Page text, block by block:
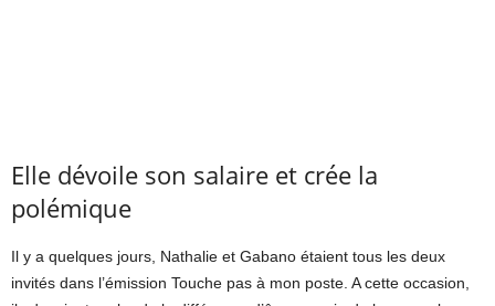
Elle dévoile son salaire et crée la
polémique
Il y a quelques jours, Nathalie et Gabano étaient tous les deux
invités dans l’émission Touche pas à mon poste. A cette occasion,